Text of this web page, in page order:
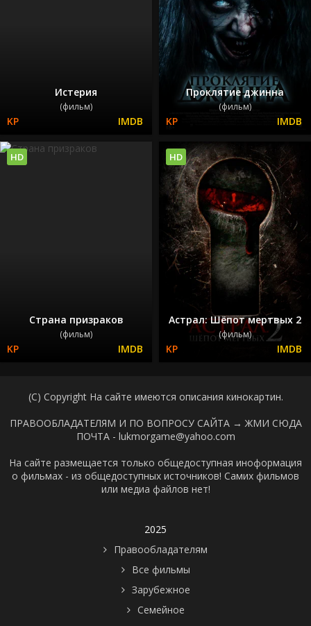
Истерия
(фильм)
Проклятие джинна
(фильм)
Страна призраков
(фильм)
HD
Астрал: Шёпот мертвых 2
(фильм)
HD
(C) Copyright На сайте имеются описания кинокартин.
ПРАВООБЛАДАТЕЛЯМ И ПО ВОПРОСУ САЙТА → ЖМИ СЮДА
ПОЧТА - lukmorgame@yahoo.com
На сайте размещается только общедоступная иноформация
о фильмах - из общедоступных источников! Самих фильмов
или медиа файлов нет!
2025
Правообладателям
Все фильмы
Зарубежное
Семейное